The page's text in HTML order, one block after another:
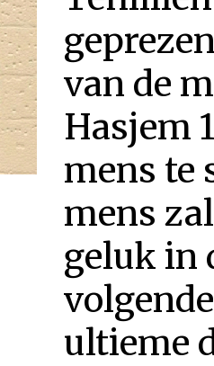
van de
Hasjem
mens te
mens
geluk in
ultieme